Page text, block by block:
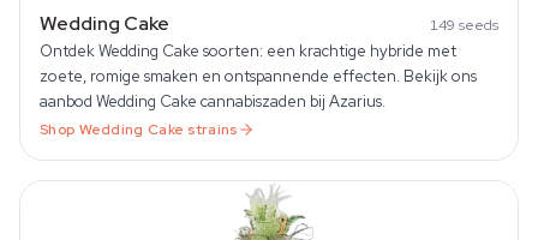
Wedding Cake 149 seeds
Ontdek Wedding Cake soorten: een krachtige hybride met
zoete, romige smaken en ontspannende effecten. Bekijk ons
aanbod Wedding Cake cannabiszaden bij Azarius.
Shop Wedding Cake strains